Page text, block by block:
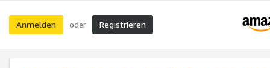
Anmelden oder Registrieren